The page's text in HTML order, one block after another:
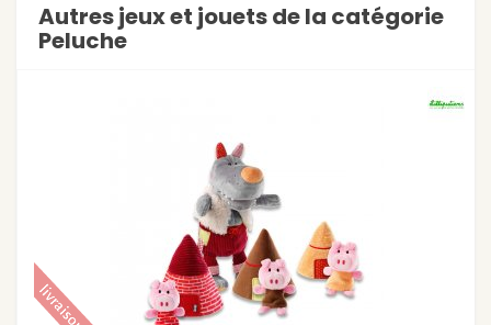
Autres jeux et jouets de la catégorie
Peluche